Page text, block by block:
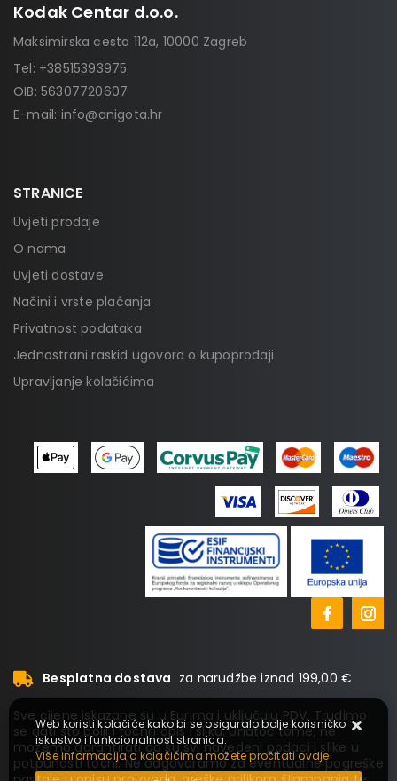
Kodak Centar d.o.o.
Maksimirska cesta 112a, 10000 Zagreb
Tel: +38515393975
OIB: 56307720607
E-mail: info@anigota.hr
STRANICE
Uvjeti prodaje
O nama
Uvjeti dostave
Načini i vrste plaćanja
Privatnost podataka
Jednostrani raskid ugovora o kupoprodaji
Upravljanje kolačićima
Besplatna dostava za narudžbe iznad 199,00 €
Sve cijene iskazane su u Eurima i uključuju PDV. Trudimo
se dati što bolji i točniji opis i sliku. Unatoč tome, ne
možemo garantirati da su svi navedeni podaci i slike u
potpunosti točni. Ne odgovaramo za eventualne pogreške
Web koristi kolačiće kako bi se osiguralo bolje korisničko
iskustvo i funkcionalnost stranica.
Više informacija o kolačićima možete pročitati ovdje